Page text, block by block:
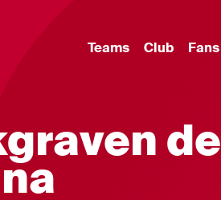
Teams Club Fans
de